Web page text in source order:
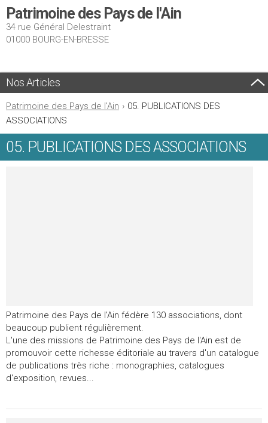
Patrimoine des Pays de l'Ain
34 rue Général Delestraint
01000 BOURG-EN-BRESSE
Nos Articles
Patrimoine des Pays de l'Ain › 05. PUBLICATIONS DES
ASSOCIATIONS
05. PUBLICATIONS DES ASSOCIATIONS
Patrimoine des Pays de l'Ain fédère 130 associations, dont
beaucoup publient régulièrement.
L'une des missions de Patrimoine des Pays de l'Ain est de
promouvoir cette richesse éditoriale au travers d'un catalogue
de publications très riche : monographies, catalogues
d'exposition, revues...